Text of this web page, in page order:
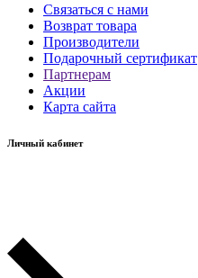
Связаться с нами
Возврат товара
Производители
Подарочный сертификат
Партнерам
Акции
Карта сайта
Личный кабинет